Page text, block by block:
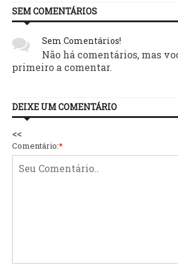
SEM COMENTÁRIOS
Sem Comentários!
Não há comentários, mas
primeiro a comentar.
DEIXE UM COMENTÁRIO
<<
Comentário:*